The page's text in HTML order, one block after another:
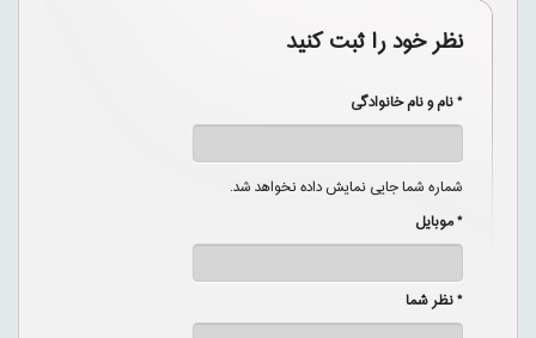
نظر خود را ثبت کنید
* نام و نام خانوادگی
شماره شما جایی نمایش داده نخواهد شد.
* موبایل
* نظر شما